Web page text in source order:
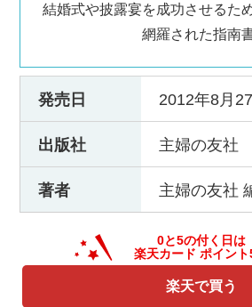
結婚式や披露宴を成功させるた
網羅された指南
発売日 2012年8月
出版社 主婦の友社
著者 主婦の友社
楽天で買う